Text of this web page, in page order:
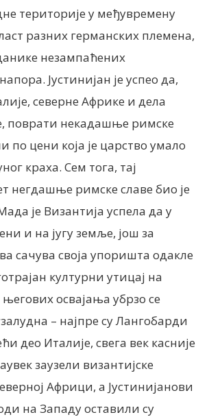
територије у међувремену
разних германских племена,
незампаћених
Јустинијан је успео да,
северне Африке и дела
поврати некадашње римске
по цени која је царство умало
краха. Сем тога, тај
негдашње римске славе био је
је Византија успела да у
и на југу земље, још за
сачува своја упоришта одакле
културни утицај на
освајања убрзо се
– најпре су Лангобарди
део Италије, свега век касније
заузели византијске
Африци, а Јустинијанови
на Западу оставили су